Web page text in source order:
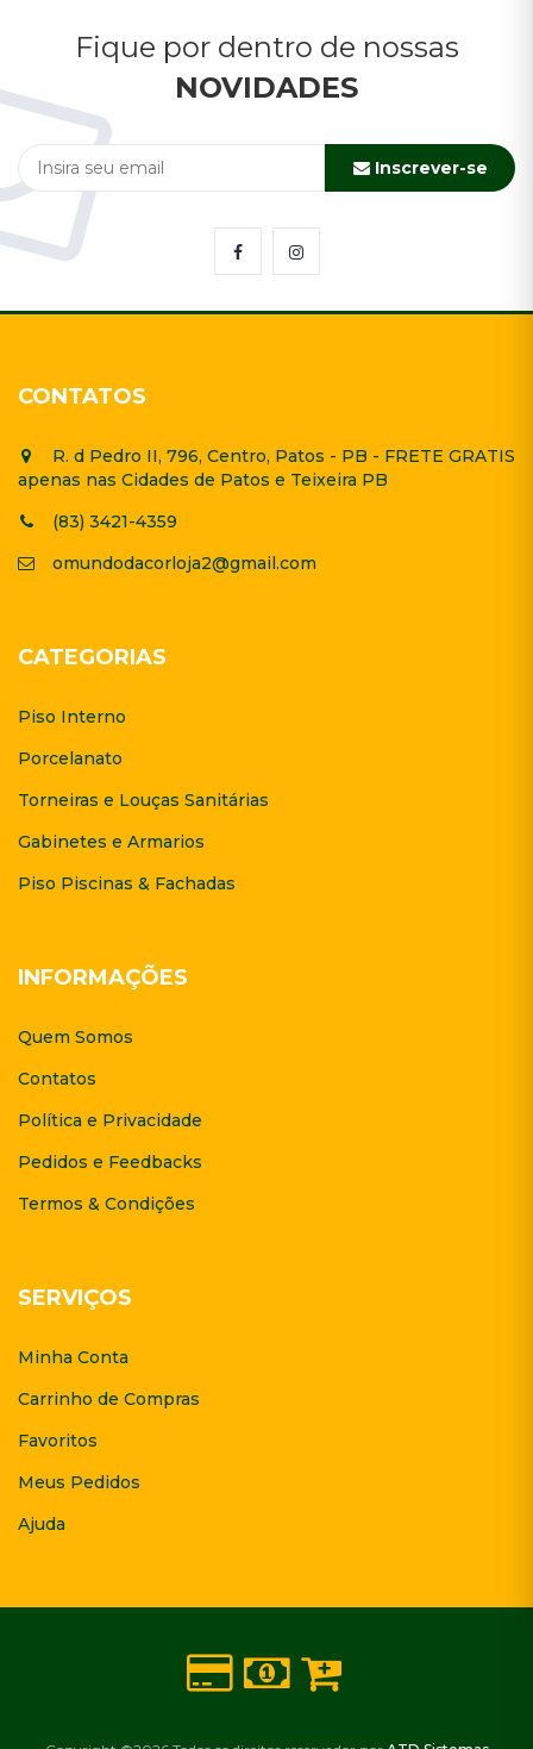
Fique por dentro de nossas
NOVIDADES
Inscrever-se
CONTATOS
R. d Pedro II, 796, Centro, Patos - PB - FRETE GRATIS
apenas nas Cidades de Patos e Teixeira PB
(83) 3421-4359
omundodacorloja2@gmail.com
CATEGORIAS
Piso Interno
Porcelanato
Torneiras e Louças Sanitárias
Gabinetes e Armarios
Piso Piscinas & Fachadas
INFORMAÇÕES
Quem Somos
Contatos
Política e Privacidade
Pedidos e Feedbacks
Termos & Condições
SERVIÇOS
Minha Conta
Carrinho de Compras
Favoritos
Meus Pedidos
Ajuda